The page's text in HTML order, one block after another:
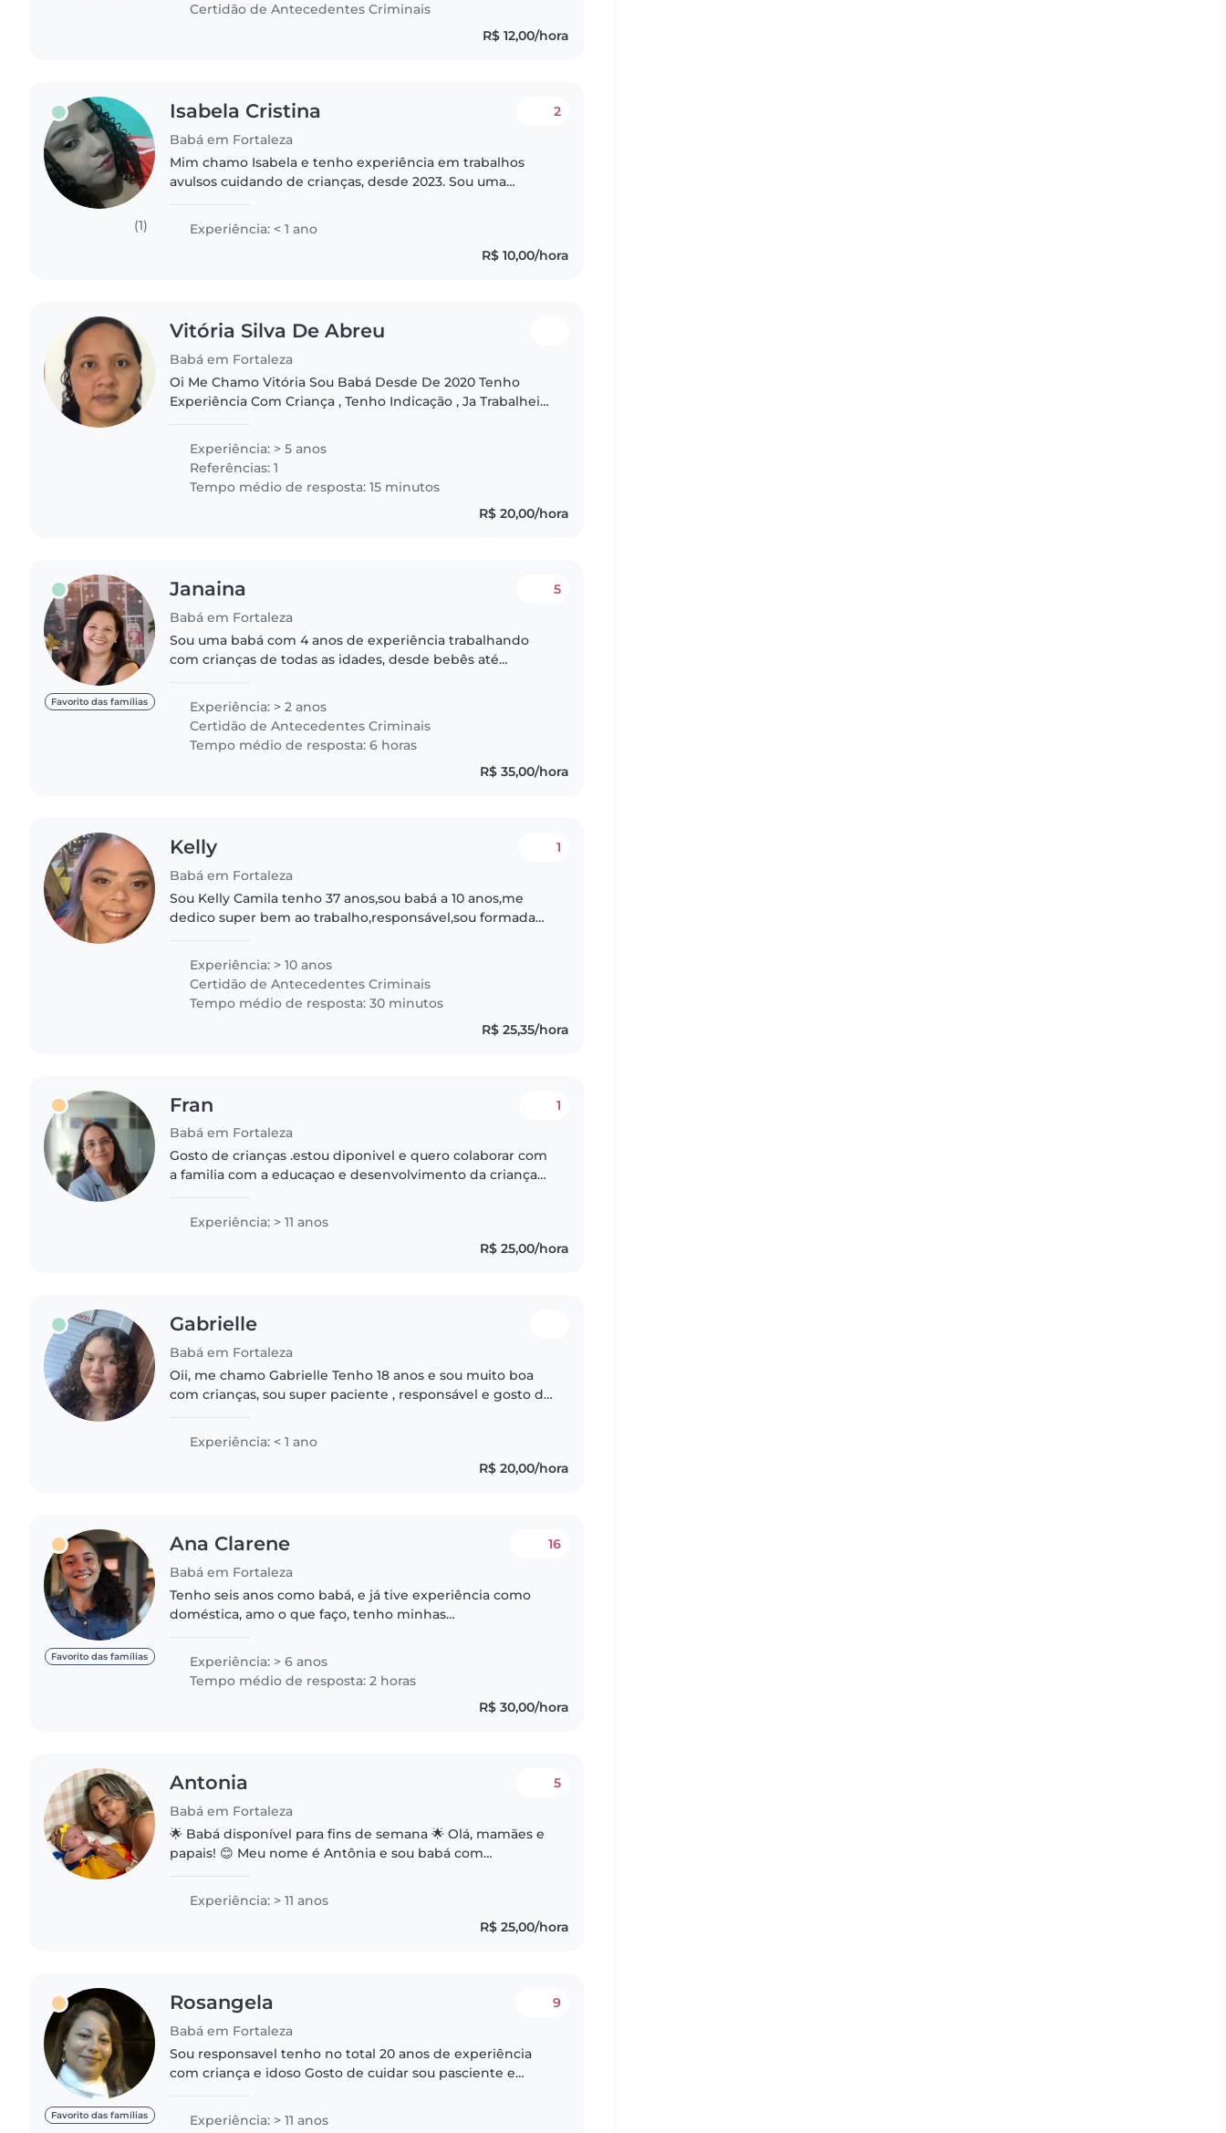
Certidão de Antecedentes Criminais
R$ 12,00/hora
(1)
Isabela Cristina
Babá em Fortaleza
2
Mim chamo Isabela e tenho experiência em trabalhos
avulsos cuidando de crianças, desde 2023. Sou uma
Tenho facilidade para lidar..
Experiência: < 1 ano
R$ 10,00/hora
Vitória Silva De Abreu
Babá em Fortaleza
Oi Me Chamo Vitória Sou Babá Desde De 2020 Tenho
Experiência Com Criança , Tenho Indicação , Ja Trabalhei
!! Faço Faxina Também..
Experiência: > 5 anos
Referências: 1
Tempo médio de resposta: 15 minutos
R$ 20,00/hora
Favorito das famílias
Janaina
Babá em Fortaleza
5
Sou uma babá com 4 anos de experiência trabalhando
com crianças de todas as idades, desde bebês até
infantil. Sou uma pessoa responsável,..
Experiência: > 2 anos
Certidão de Antecedentes Criminais
Tempo médio de resposta: 6 horas
R$ 35,00/hora
Kelly
Babá em Fortaleza
1
Sou Kelly Camila tenho 37 anos,sou babá a 10 anos,me
dedico super bem ao trabalho,responsável,sou formada
Experiência: > 10 anos
Certidão de Antecedentes Criminais
Tempo médio de resposta: 30 minutos
R$ 25,35/hora
Fran
Babá em Fortaleza
1
Gosto de crianças .estou diponivel e quero colaborar com
a familia com a educaçao e desenvolvimento da criança
amor e gosto..
Experiência: > 11 anos
R$ 25,00/hora
Gabrielle
Babá em Fortaleza
Oii, me chamo Gabrielle Tenho 18 anos e sou muito boa
com crianças, sou super paciente , responsável e gosto de
Experiência: < 1 ano
R$ 20,00/hora
Favorito das famílias
Ana Clarene
Babá em Fortaleza
16
Tenho seis anos como babá, e já tive experiência como
doméstica, amo o que faço, tenho minhas
gosto muito de interagir e tenho paciência,..
Experiência: > 6 anos
Tempo médio de resposta: 2 horas
R$ 30,00/hora
Antonia
Babá em Fortaleza
5
🌟 Babá disponível para fins de semana 🌟 Olá, mamães e
papais! 😊 Meu nome é Antônia e sou babá com
Experiência: > 11 anos
R$ 25,00/hora
Favorito das famílias
Rosangela
Babá em Fortaleza
9
Sou responsavel tenho no total 20 anos de experiência
com criança e idoso Gosto de cuidar sou pasciente e
Experiência: > 11 anos